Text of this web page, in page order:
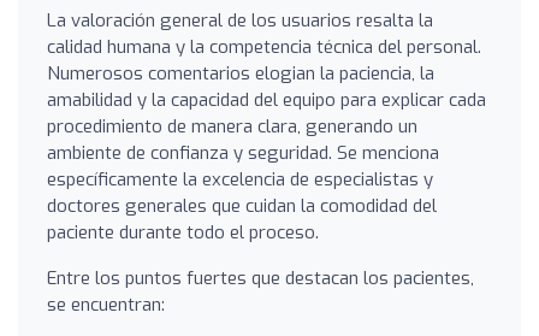
La valoración general de los usuarios resalta la
calidad humana y la competencia técnica del personal.
Numerosos comentarios elogian la paciencia, la
amabilidad y la capacidad del equipo para explicar cada
procedimiento de manera clara, generando un
ambiente de confianza y seguridad. Se menciona
específicamente la excelencia de especialistas y
doctores generales que cuidan la comodidad del
paciente durante todo el proceso.
Entre los puntos fuertes que destacan los pacientes,
se encuentran: